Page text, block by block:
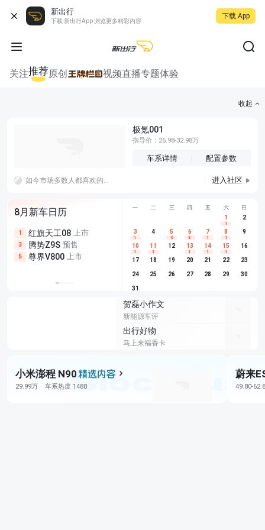
新出行
下载 新出行App 浏览更多精彩内容
下载 App
关注推荐原创 视频直播专题体验
收起
极氪001
指导价：26.98-32.98万
车系详情 配置参数
如今市场多数人都喜欢的人，好多喜欢性价比高一点的车型哈哈哈，大家的诉求不一样。价格才是硬道理便宜就行 进入社区
8月新车日历
1 红旗天工08 上市
3 腾势Z9S 预售
5 尊界V800 上市
尊界V680 上市
享界G9 预售
别克至境L7 预售
埃安
长城H10
深蓝S05
一 二 三 四 五 六 日
1
1
2
3
1
4 5
6
6
3
7
1
8
1
9
10
1
11
1
12 13
1
14
1
15
1
16
17 18 19 20 21 22 23
24 25 26 27 28 29 30
31
贺磊小作文
新能源车评
出行好物
马上来福香卡
小米澎程 N90
29.99万 车系热度 1488
蔚来
49.80-